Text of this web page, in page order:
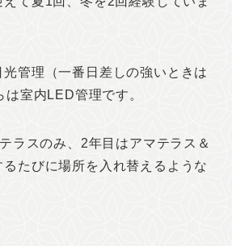
管理（一番日差しの強いときは
室内LED管理です。
ラスのみ、2年目はアマテラス＆
たびに場所を入れ替えるような